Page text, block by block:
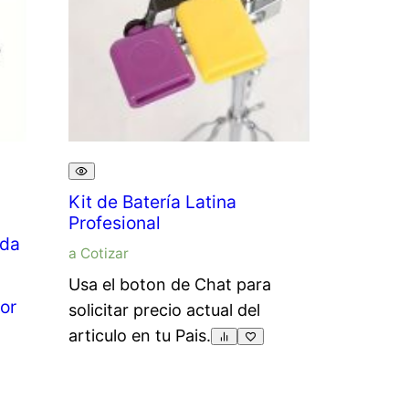
Kit de Batería Latina
Profesional
a Cotizar
Usa el boton de Chat para
solicitar precio actual del
articulo en tu Pais.